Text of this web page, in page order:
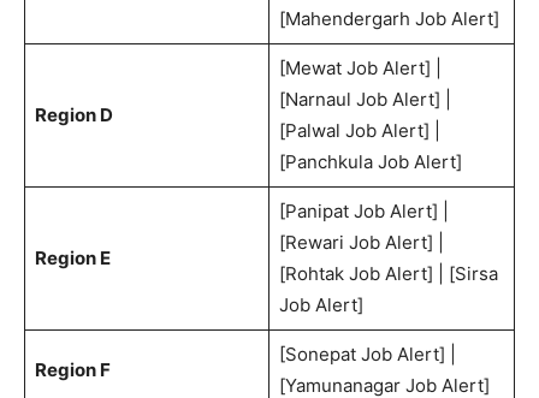
[Mahendergarh Job Alert]
Region D
[Mewat Job Alert] |
[Narnaul Job Alert] |
[Palwal Job Alert] |
[Panchkula Job Alert]
Region E
[Panipat Job Alert] |
[Rewari Job Alert] |
[Rohtak Job Alert] | [Sirsa
Job Alert]
Region F
[Sonepat Job Alert] |
[Yamunanagar Job Alert]